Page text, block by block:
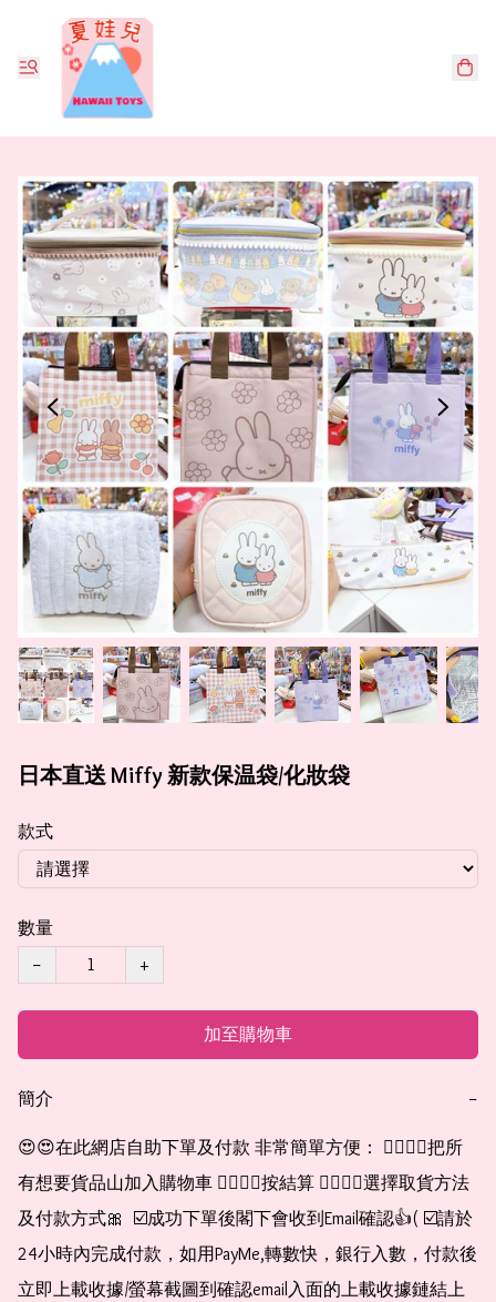
日本直送 Miffy 新款保温袋/化妝袋
款式
數量
−
+
加至購物車
簡介 −
😍😍在此網店自助下單及付款 非常簡單方便： 👉🏻👉🏻把所
有想要貨品山加入購物車 👉🏻👉🏻按結算 👉🏻👉🏻選擇取貨方法
及付款方式🎀  ☑️成功下單後閣下會收到Email確認👍( ☑️請於
24小時內完成付款，如用PayMe,轉數快，銀行入數，付款後
立即上載收據/螢幕截圖到確認email入面的上載收據鏈結上